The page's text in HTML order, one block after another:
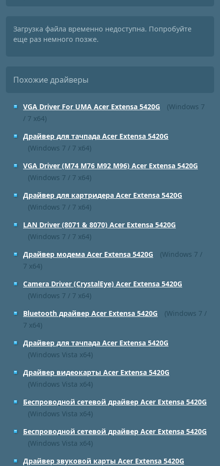
Загрузка файла временно недоступна. Попробуйте
еще раз немного позже.
Похожие драйверы
VGA Driver For UMA Acer Extensa 5420G
(Windows 7
/ 7 x64)
Драйвер для тачпада Acer Extensa 5420G
(Windows 7 / 7 x64)
VGA Driver (M74 M76 M92 M96) Acer Extensa 5420G
(Windows 7 / 7 x64)
Драйвер для картридера Acer Extensa 5420G
(Windows 7 / 7 x64)
LAN Driver (8071 & 8070) Acer Extensa 5420G
(Windows 7 / 7 x64)
Драйвер модема Acer Extensa 5420G
(Windows 7 /
7 x64)
Camera Driver (CrystalEye) Acer Extensa 5420G
(Windows 7 / 7 x64)
Bluetooth драйвер Acer Extensa 5420G
(Windows 7 /
7 x64)
Драйвер для тачпада Acer Extensa 5420G
(Windows Vista x64)
Драйвер видеокарты Acer Extensa 5420G
(Windows Vista x64)
Беспроводной сетевой драйвер Acer Extensa 5420G
(Windows Vista x64)
Беспроводной сетевой драйвер Acer Extensa 5420G
(Windows Vista x64)
Драйвер звуковой карты Acer Extensa 5420G